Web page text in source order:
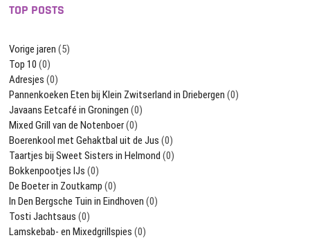
TOP POSTS
Vorige jaren (5)
Top 10 (0)
Adresjes (0)
Pannenkoeken Eten bij Klein Zwitserland in Driebergen (0)
Javaans Eetcafé in Groningen (0)
Mixed Grill van de Notenboer(0)
Boerenkool met Gehaktbal uit de Jus (0)
Taartjes bij Sweet Sisters in Helmond (0)
Bokkenpootjes IJs (0)
De Boeter in Zoutkamp (0)
In Den Bergsche Tuin in Eindhoven (0)
Tosti Jachtsaus (0)
Lamskebab- en Mixedgrillspies (0)